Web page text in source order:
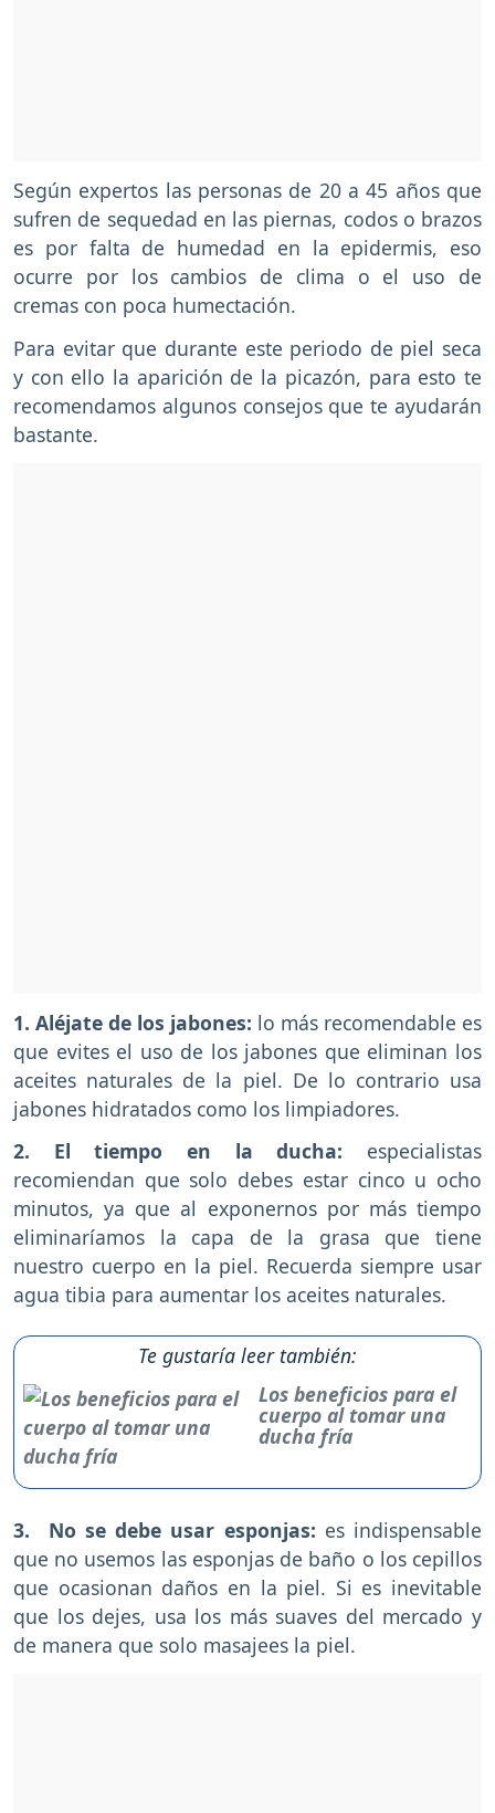
Según expertos las personas de 20 a 45 años que
sufren de sequedad en las piernas, codos o brazos
es por falta de humedad en la epidermis, eso
ocurre por los cambios de clima o el uso de
cremas con poca humectación.
Para evitar que durante este periodo de piel seca
y con ello la aparición de la picazón, para esto te
recomendamos algunos consejos que te ayudarán
bastante.
1. Aléjate de los jabones: lo más recomendable es
que evites el uso de los jabones que eliminan los
aceites naturales de la piel. De lo contrario usa
jabones hidratados como los limpiadores.
2. El tiempo en la ducha: especialistas
recomiendan que solo debes estar cinco u ocho
minutos, ya que al exponernos por más tiempo
eliminaríamos la capa de la grasa que tiene
nuestro cuerpo en la piel. Recuerda siempre usar
agua tibia para aumentar los aceites naturales.
Te gustaría leer también:
Los beneficios para el
cuerpo al tomar una
ducha fría
3. No se debe usar esponjas: es indispensable
que no usemos las esponjas de baño o los cepillos
que ocasionan daños en la piel. Si es inevitable
que los dejes, usa los más suaves del mercado y
de manera que solo masajees la piel.